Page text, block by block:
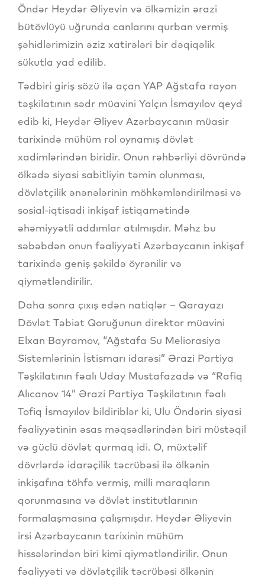
Öndər Heydər Əliyevin və ölkəmizin ərazi
bütövlüyü uğrunda canlarını qurban vermiş
şəhidlərimizin əziz xatirələri bir dəqiqəlik
sükutla yad edilib.
Tədbiri giriş sözü ilə açan YAP Ağstafa rayon
təşkilatının sədr müavini Yalçın İsmayılov qeyd
edib ki, Heydər Əliyev Azərbaycanın müasir
tarixində mühüm rol oynamış dövlət
xadimlərindən biridir. Onun rəhbərliyi dövründə
ölkədə siyasi sabitliyin təmin olunması,
dövlətçilik ənənələrinin möhkəmləndirilməsi və
sosial-iqtisadi inkişaf istiqamətində
əhəmiyyətli addımlar atılmışdır. Məhz bu
səbəbdən onun fəaliyyəti Azərbaycanın inkişaf
tarixində geniş şəkildə öyrənilir və
qiymətləndirilir.
Daha sonra çıxış edən natiqlər – Qarayazı
Dövlət Təbiət Qoruğunun direktor müavini
Elxan Bayramov, “Ağstafa Su Meliorasiya
Sistemlərinin İstismarı idarəsi” Ərazi Partiya
Təşkilatının fəalı Uday Mustafazadə və “Rafiq
Alıcanov 14” Ərazi Partiya Təşkilatının fəalı
Tofiq İsmayılov bildiriblər ki, Ulu Öndərin siyasi
fəaliyyətinin əsas məqsədlərindən biri müstəqil
və güclü dövlət qurmaq idi. O, müxtəlif
dövrlərdə idarəçilik təcrübəsi ilə ölkənin
inkişafına töhfə vermiş, milli maraqların
qorunmasına və dövlət institutlarının
formalaşmasına çalışmışdır. Heydər Əliyevin
irsi Azərbaycanın tarixinin mühüm
hissələrindən biri kimi qiymətləndirilir. Onun
fəaliyyəti və dövlətçilik təcrübəsi ölkənin